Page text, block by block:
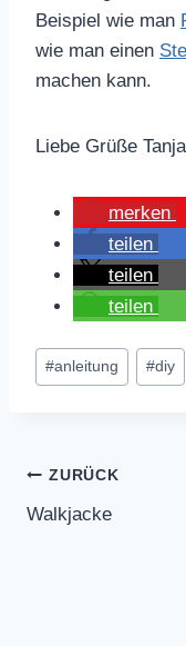
Beispiel wie man
wie man einen
machen kann.
Liebe Grüße Tanja
merken
teilen
teilen
teilen
Schlagworte:
#anleitung #diy
ZURÜCK
Walkjacke